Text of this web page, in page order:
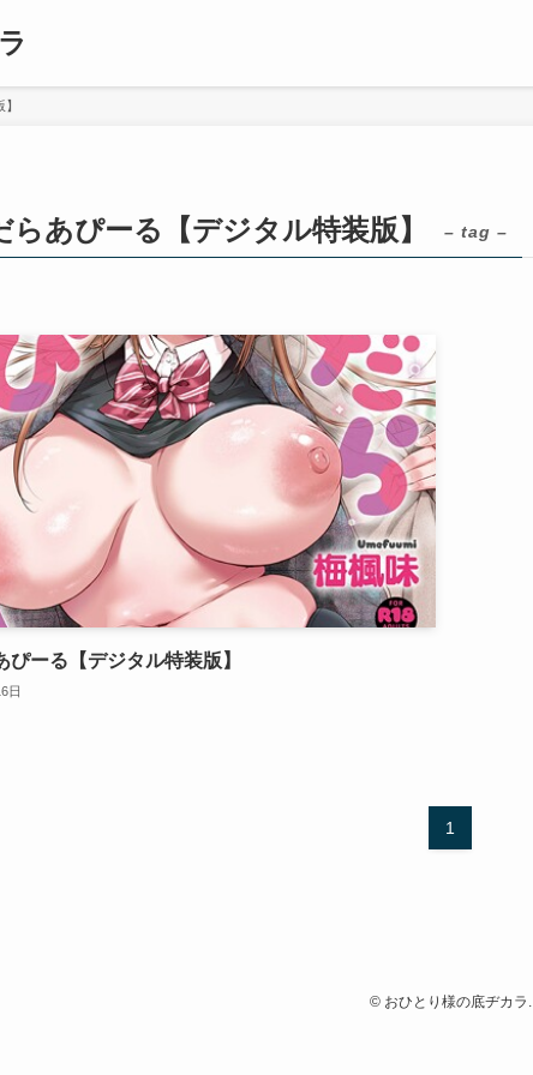
らあぴーる【デジタル特装版】 – tag –
ぴーる【デジタル特装版】
日
1
©おひとり様の底ヂカラ.